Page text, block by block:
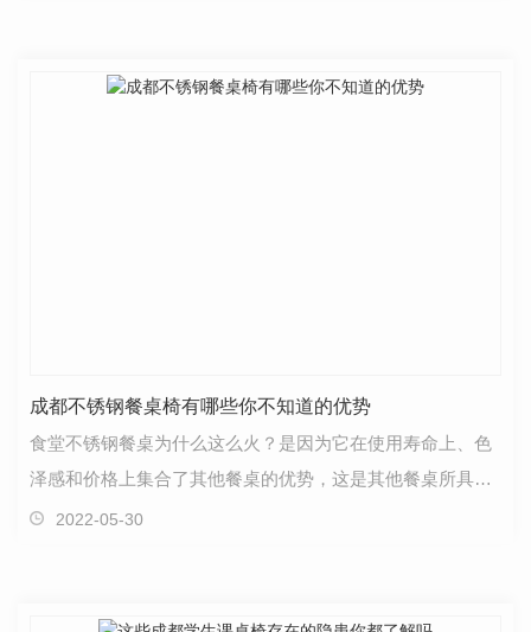
成都不锈钢餐桌椅有哪些你不知道的优势
食堂不锈钢餐桌为什么这么火？是因为它在使用寿命上、色
泽感和价格上集合了其他餐桌的优势，这是其他餐桌所具备
不了的。不锈钢相信大家都知道，具有优异的耐蚀性、…
2022-05-30